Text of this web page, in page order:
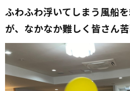
ふわふわ浮いてしまう風船
が、なかなか難しく皆さん